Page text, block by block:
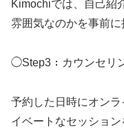
Kimochiでは、自己紹
雰囲気なのかを事前に
◯Step3：カウンセリ
予約した日時にオン
イベートなセッション